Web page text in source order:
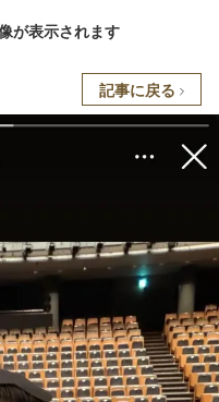
が表示されます
記事に戻る